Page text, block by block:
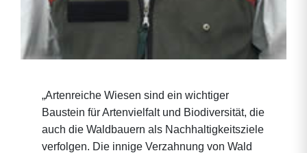
„Artenreiche Wiesen sind ein wichtiger
Baustein für Artenvielfalt und Biodi­versität, die
auch die Waldbauern als Nachhaltigkeitsziele
verfolgen. Die innige Verzahnung von Wald